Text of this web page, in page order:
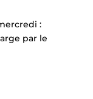
:
par le